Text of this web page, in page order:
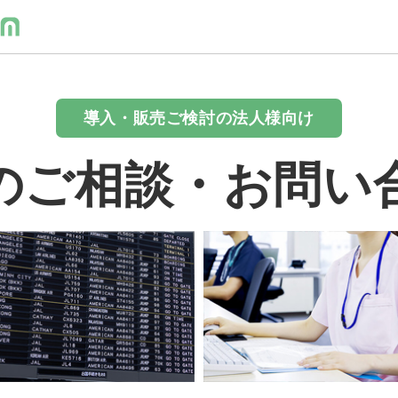
導入・販売ご検討の法人様向け
ご相談・お問い